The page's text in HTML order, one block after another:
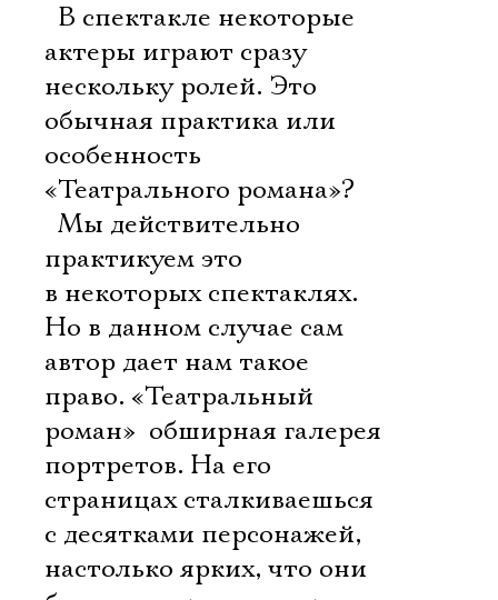
 В спектакле некоторые
актеры играют сразу
нескольку ролей. Это
обычная практика или
особенность
«Театрального романа»?
 Мы действительно
практикуем это
в некоторых спектаклях.
Но в данном случае сам
автор дает нам такое
право. «Театральный
роман»  обширная галерея
портретов. На его
страницах сталкиваешься
с десятками персонажей,
настолько ярких, что они